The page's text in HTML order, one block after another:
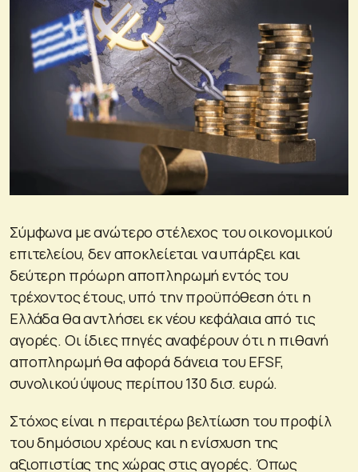
Σύμφωνα με ανώτερο στέλεχος του οικονομικού
επιτελείου, δεν αποκλείεται να υπάρξει και
δεύτερη πρόωρη αποπληρωμή εντός του
τρέχοντος έτους, υπό την προϋπόθεση ότι η
Ελλάδα θα αντλήσει εκ νέου κεφάλαια από τις
αγορές. Οι ίδιες πηγές αναφέρουν ότι η πιθανή
αποπληρωμή θα αφορά δάνεια του EFSF,
συνολικού ύψους περίπου 130 δισ. ευρώ.
Στόχος είναι η περαιτέρω βελτίωση του προφίλ
του δημόσιου χρέους και η ενίσχυση της
αξιοπιστίας της χώρας στις αγορές. Όπως